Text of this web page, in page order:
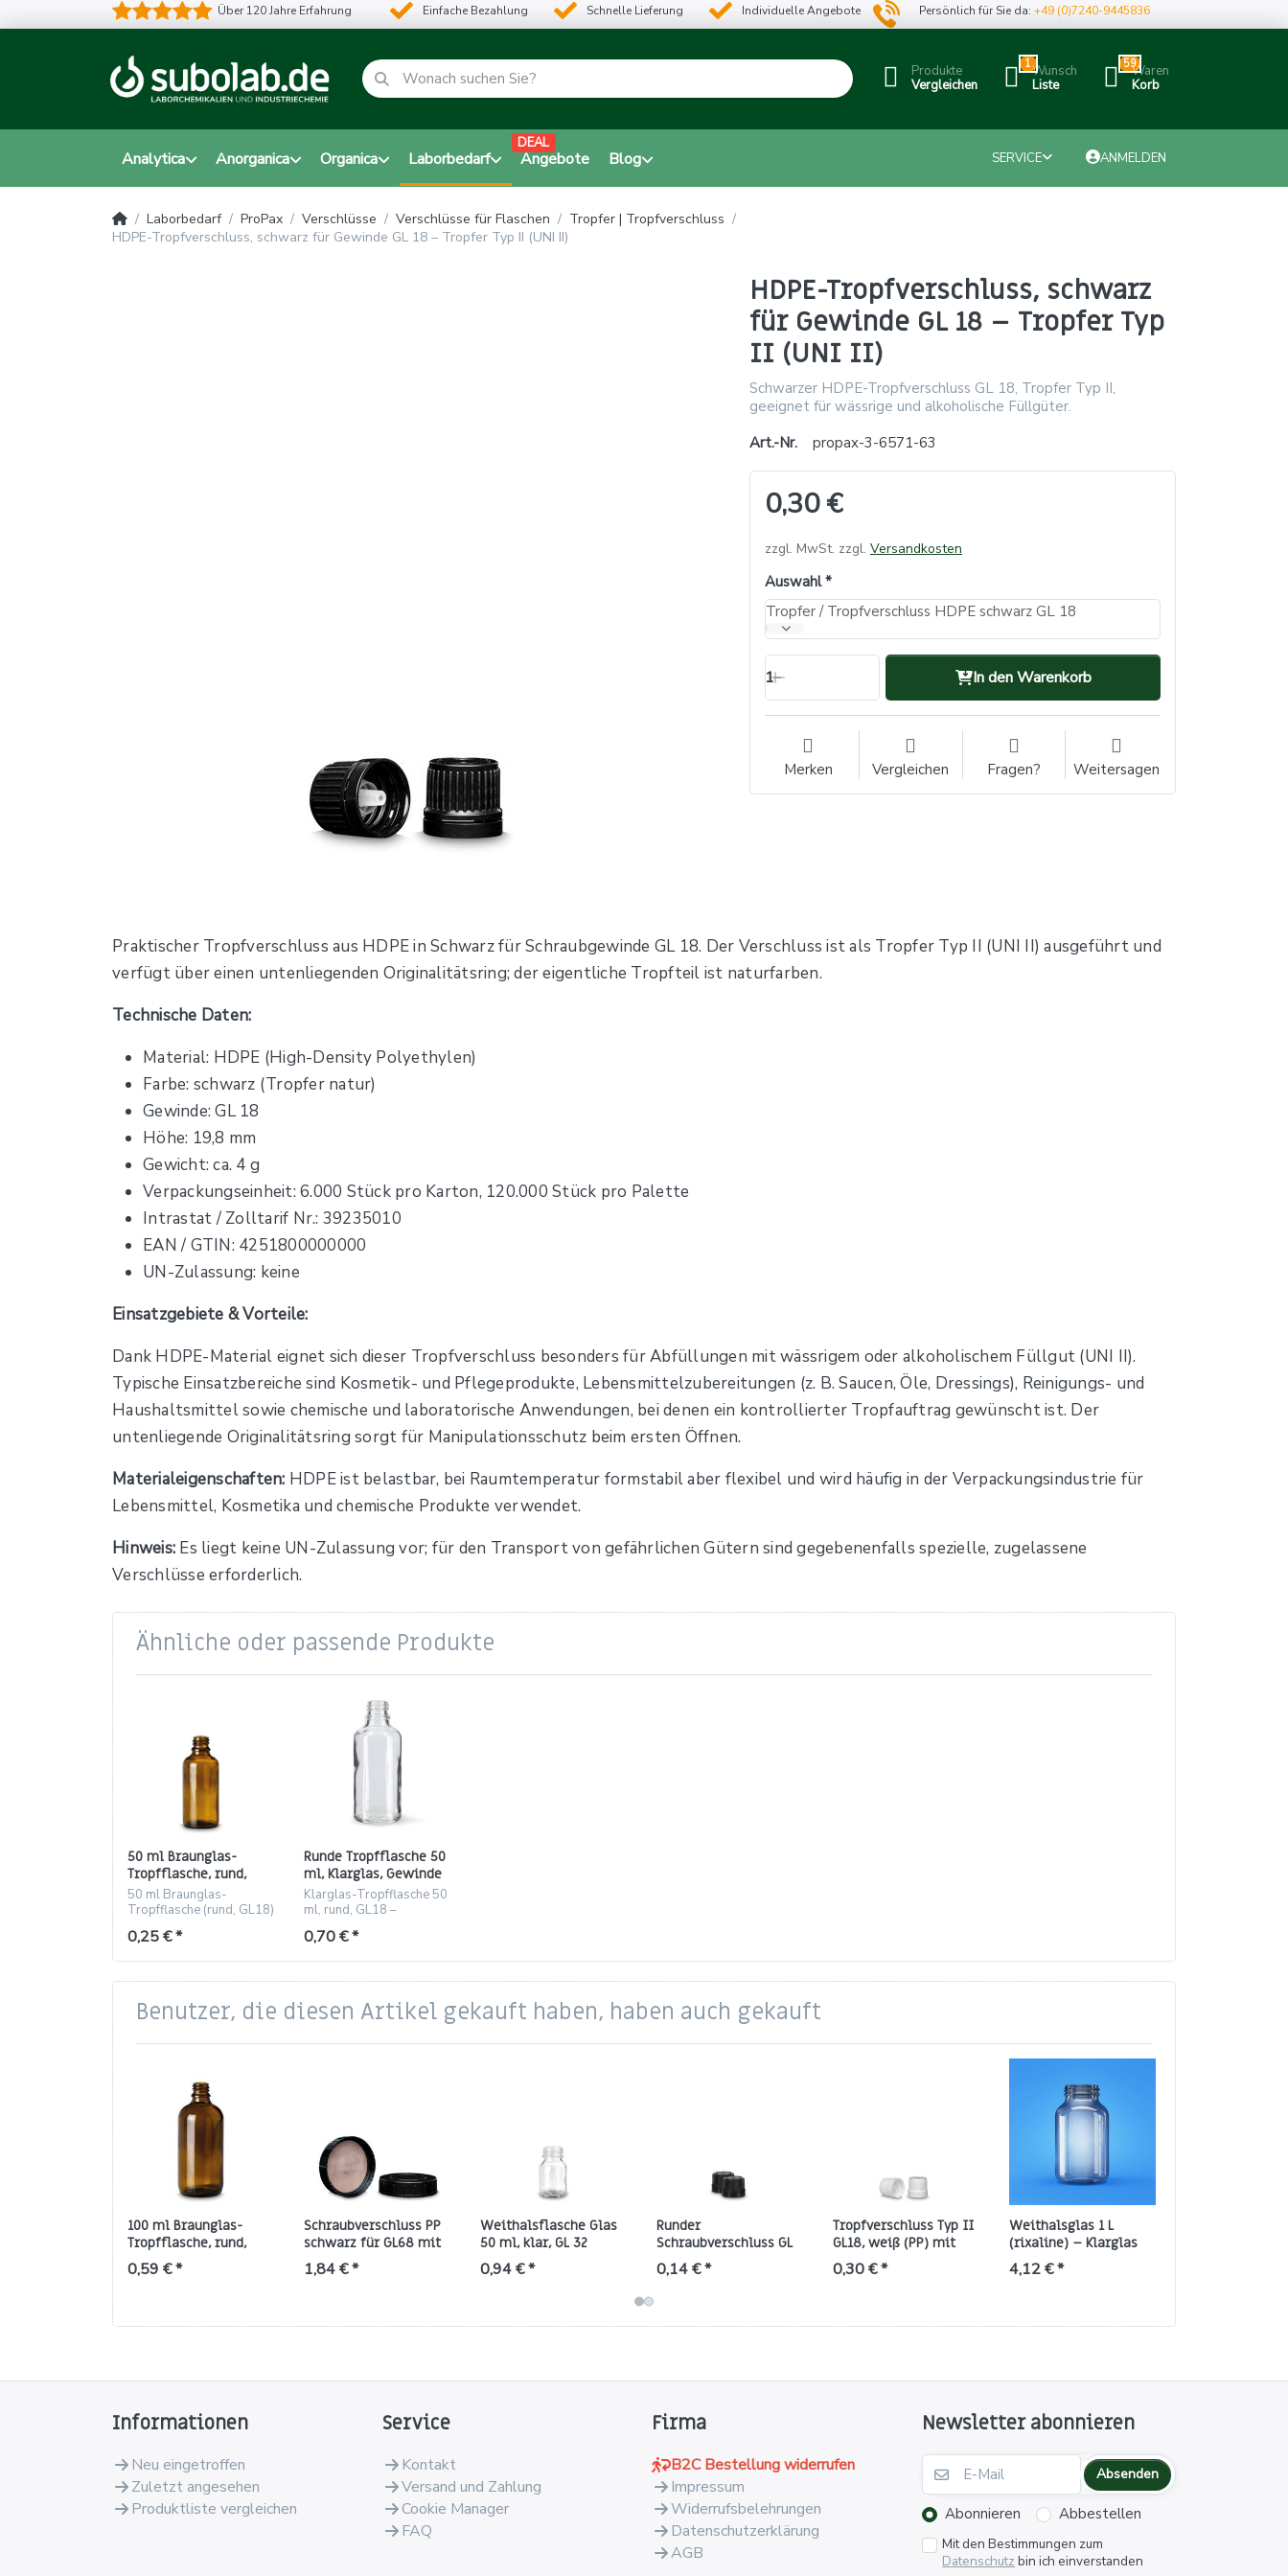
Über 120 Jahre Erfahrung Einfache Bezahlung Schnelle Lieferung Individuelle Angebote Persönlich für Sie da:+49 (0)7240-9445836
Produkte
Vergleichen
1Wunsch
Liste
59Waren
Korb
Analytica Anorganica Organica Laborbedarf Angebote
DEAL
Blog SERVICE ANMELDEN
Laborbedarf ProPax Verschlüsse Verschlüsse für Flaschen
Tropfer | Tropfverschluss
HDPE-Tropfverschluss, schwarz für Gewinde GL 18 – Tropfer Typ II (UNI II)
HDPE-Tropfverschluss, schwarz
für Gewinde GL 18 – Tropfer Typ
II (UNI II)
Schwarzer HDPE-Tropfverschluss GL 18, Tropfer Typ II,
geeignet für wässrige und alkoholische Füllgüter.
Art.-Nr.
propax-3-6571-63
0,30 €
zzgl. MwSt. zzgl. Versandkosten
Auswahl
Tropfer / Tropfverschluss HDPE schwarz GL 18
1 In den Warenkorb
Merken Vergleichen Fragen? Weitersagen
Praktischer Tropfverschluss aus HDPE in Schwarz für Schraubgewinde GL 18. Der Verschluss ist als Tropfer Typ II (UNI II) ausgeführt und
verfügt über einen untenliegenden Originalitätsring; der eigentliche Tropfteil ist naturfarben.
Technische Daten:
Material: HDPE (High-Density Polyethylen)
Farbe: schwarz (Tropfer natur)
Gewinde: GL 18
Höhe: 19,8 mm
Gewicht: ca. 4 g
Verpackungseinheit: 6.000 Stück pro Karton, 120.000 Stück pro Palette
Intrastat / Zolltarif Nr.: 39235010
EAN / GTIN: 4251800000000
UN-Zulassung: keine
Einsatzgebiete & Vorteile:
Dank HDPE-Material eignet sich dieser Tropfverschluss besonders für Abfüllungen mit wässrigem oder alkoholischem Füllgut (UNI II).
Typische Einsatzbereiche sind Kosmetik- und Pflegeprodukte, Lebensmittelzubereitungen (z. B. Saucen, Öle, Dressings), Reinigungs- und
Haushaltsmittel sowie chemische und laboratorische Anwendungen, bei denen ein kontrollierter Tropfauftrag gewünscht ist. Der
untenliegende Originalitätsring sorgt für Manipulationsschutz beim ersten Öffnen.
Materialeigenschaften: HDPE ist belastbar, bei Raumtemperatur formstabil aber flexibel und wird häufig in der Verpackungsindustrie für
Lebensmittel, Kosmetika und chemische Produkte verwendet.
Hinweis: Es liegt keine UN-Zulassung vor; für den Transport von gefährlichen Gütern sind gegebenenfalls spezielle, zugelassene
Verschlüsse erforderlich.
Ähnliche oder passende Produkte
50 ml Braunglas-
Tropfflasche, rund,
Gewinde GL 18
50 ml Braunglas-
Tropfflasche (rund, GL18)
stabil, ideal für Duftöle
0,25 € *
Runde Tropfflasche 50
ml, Klarglas, Gewinde
GL18
Klarglas-Tropfflasche 50
ml, rund, GL18 –
100% recyclebar.
0,70 € *
Benutzer, die diesen Artikel gekauft haben, haben auch gekauft
100 ml Braunglas-
Tropfflasche, rund,
Gewinde GL 18
0,59 € *
Schraubverschluss PP
schwarz für GL68 mit
PTFE-Einlage (2 mm)
1,84 € *
Weithalsflasche Glas
50 ml, klar, GL 32
(rund)
0,94 € *
Runder
Schraubverschluss GL
18 aus HDPE, schwarz,
mit Abreißring
0,14 € *
Tropfverschluss Typ II
GL18, weiß (PP) mit
Originalitätsring
0,30 € *
Weithalsglas 1 L
(rixaline) – Klarglas
mit GL68-Gewinde
4,12 € *
Informationen
Neu eingetroffen
Zuletzt angesehen
Produktliste vergleichen
Service
Kontakt
Versand und Zahlung
Cookie Manager
FAQ
Firma
B2C Bestellung widerrufen
Impressum
Widerrufsbelehrungen
Datenschutzerklärung
AGB
Newsletter abonnieren
Absenden
Abonnieren Abbestellen
Mit den Bestimmungen zum
Datenschutz bin ich einverstanden